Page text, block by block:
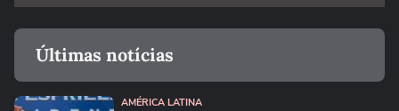
Últimas notícias
AMÉRICA LATINA